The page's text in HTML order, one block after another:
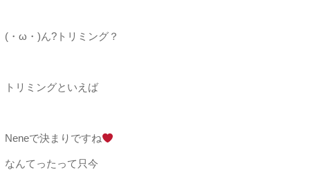
(・ω・)ん?トリミング？
トリミングといえば
Neneで決まりですね
なんてったって只今